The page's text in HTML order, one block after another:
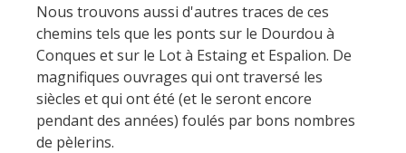
Nous trouvons aussi d'autres traces de ces
chemins tels que les ponts sur le Dourdou à
Conques et sur le Lot à Estaing et Espalion. De
magnifiques ouvrages qui ont traversé les
siècles et qui ont été (et le seront encore
pendant des années) foulés par bons nombres
de pèlerins.